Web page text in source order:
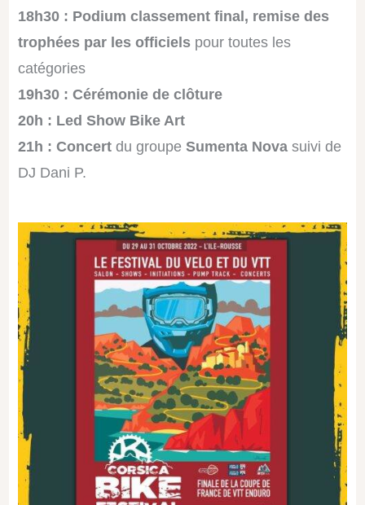
18h30 : Podium classement final, remise des
trophées par les officielspour toutes les
catégories
19h30 : Cérémonie de clôture
20h : Led Show Bike Art
21h : Concertdu groupe Sumenta Novasuivi de
DJ Dani P.